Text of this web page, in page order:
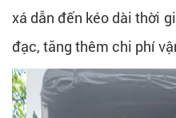
xá dẫn đến kéo dài thời
đạc, tăng thêm chi phí